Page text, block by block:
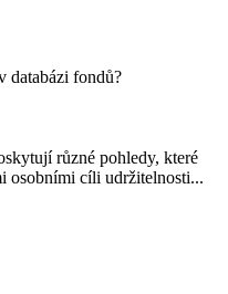
databázi fondů?
různé pohledy, které
osobními cíli udržitelnosti...